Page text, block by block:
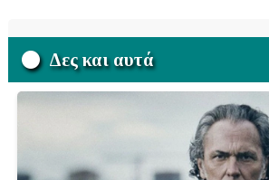
Δες και αυτά